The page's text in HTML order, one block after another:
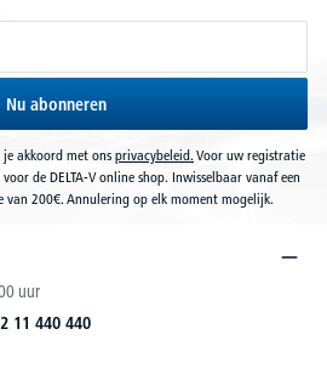
Nu abonneren
akkoord met ons privacybeleid. Voor uw registratie
de DELTA-V online shop. Inwisselbaar vanaf een
200€. Annulering op elk moment mogelijk.
uur
11 440 440